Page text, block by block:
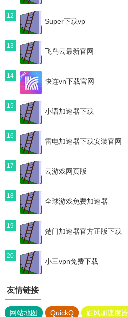
12
Super下载vp
13
飞鸟云最新官网
14
快连vn下载官网
15
小语加速器下载
16
雷电加速器下载安装官网
17
云游戏网页版
18
全球游戏免费加速器
19
楚门加速器官方正版下载
20
小三vpn免费下载
友情链接
网站地图 QuickQ 旋风加速度器